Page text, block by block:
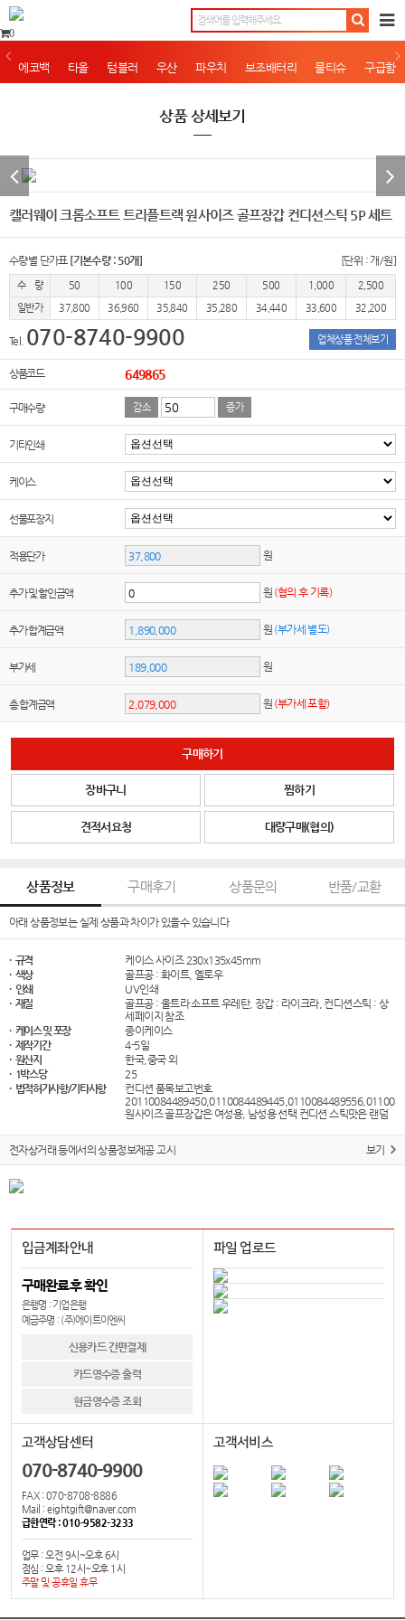
0
에코백 타올 텀블러 우산 파우치 보조배터리 물티슈 구급함
상품 상세보기
캘러웨이 크롬소프트 트리플트랙 원사이즈 골프장갑 컨디션스틱 5P 세트
수량별 단가표 [기본수량 : 50개] [단위 : 개/원]
수 량 50 100 150 250 500 1,000
2,500
일반가
37,800 36,960 35,840 35,280 34,440 33,600 32,200
Tel. 070-8740-9900 업체상품 전체보기
상품코드 649865
구매수량 감소 증가
기타인쇄
케이스
선물포장지
적용단가 원
추가 및 할인금액 원 (협의 후 기록)
추가 합계금액 원 (부가세 별도)
부가세 원
총 합계금액 원 (부가세 포함)
구매하기
장바구니 찜하기
견적서요청 대량구매(협의)
상품정보 구매후기 상품문의 반품/교환
아래 상품정보는 실제 상품과 차이가 있을수 있습니다
· 규격
케이스 사이즈 230x135x45mm
· 색상
골프공 : 화이트, 옐로우
· 인쇄
UV인쇄
· 재질
골프공 : 울트라 소프트 우레탄, 장갑 : 라이크라, 컨디션스틱 : 상
세페이지 참조
· 케이스 및 포장
종이케이스
· 제작기간
4-5일
· 원산지
한국,중국 외
· 1박스당
25
· 법적허가사항/기타사항
컨디션 품목보고번호
원사이즈 골프장갑은 여성용, 남성용 선택 컨디션 스틱맛은 랜덤
전자상거래 등에서의 상품정보제공 고시 보기
입금계좌안내
구매완료후 확인
은행명 : 기업은행
예금주명 : (주)에이트이엔씨
신용카드 간편결제
카드영수증 출력
현금영수증 조회
파일 업로드
고객상담센터
070-8740-9900
FAX : 070-8708-8886
Mail : eightgift@naver.com
급한연락 : 010-9582-3233
업무 : 오전 9시~오후 6시
점심 : 오후 12시~오후 1시
주말 및 공휴일 휴무
고객서비스